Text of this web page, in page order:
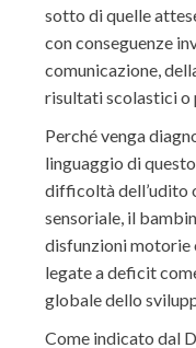
sotto di quelle
con conseguenze
comunicazione,
risultati scolastici o
Perché venga
linguaggio di
difficoltà dell’udito
sensoriale, il
disfunzioni motorie
legate a deficit
globale dello
Come indicato dal